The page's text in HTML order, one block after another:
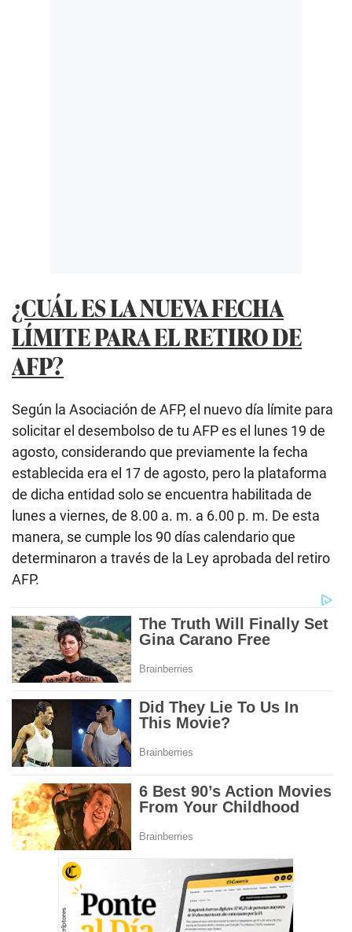
¿CUÁL ES LA NUEVA FECHA
LÍMITE PARA EL RETIRO DE
AFP?
Según la Asociación de AFP, el nuevo día límite para
solicitar el desembolso de tu AFP es el lunes 19 de
agosto, considerando que previamente la fecha
establecida era el 17 de agosto, pero la plataforma
de dicha entidad solo se encuentra habilitada de
lunes a viernes, de 8.00 a. m. a 6.00 p. m. De esta
manera, se cumple los 90 días calendario que
determinaron a través de la Ley aprobada del retiro
AFP.